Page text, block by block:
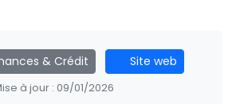
& Crédit Site web
à jour : 09/01/2026